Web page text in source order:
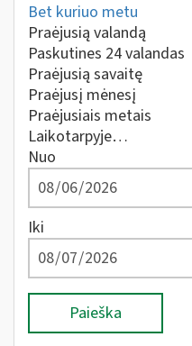
Bet kuriuo metu
Praėjusią valandą
Paskutines 24 valandas
Praėjusią savaitę
Praėjusį mėnesį
Praėjusiais metais
Laikotarpyje…
Nuo
Iki
Paieška